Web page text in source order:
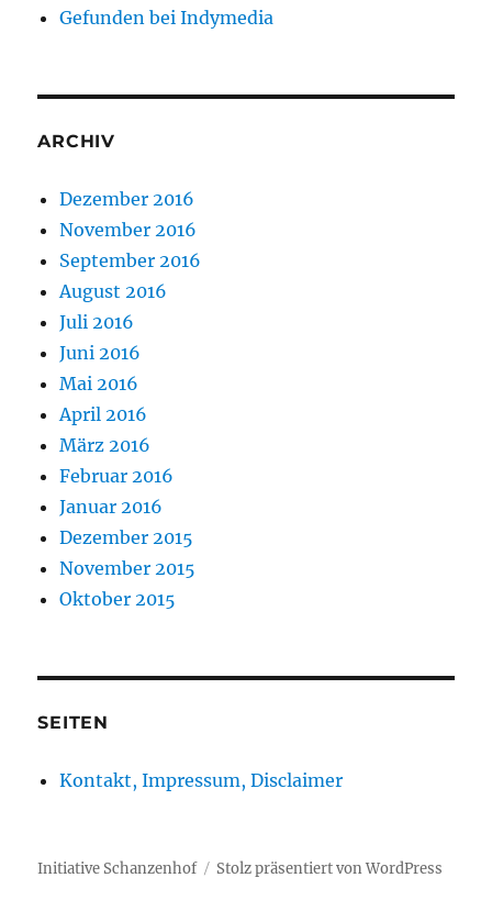
Gefunden bei Indymedia
ARCHIV
Dezember 2016
November 2016
September 2016
August 2016
Juli 2016
Juni 2016
Mai 2016
April 2016
März 2016
Februar 2016
Januar 2016
Dezember 2015
November 2015
Oktober 2015
SEITEN
Kontakt, Impressum, Disclaimer
Initiative Schanzenhof Stolz präsentiert von WordPress